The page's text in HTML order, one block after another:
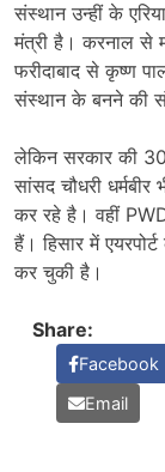
संस्थान उन्हीं के
मंत्री है। करनाल से
फरीदाबाद से कृष्ण
संस्थान के बनने की
लेकिन सरकार की
सांसद चौधरी
कर रहे है। वहीं
हैं। हिसार में
कर चुकी है।
Share:
Facebook
Email